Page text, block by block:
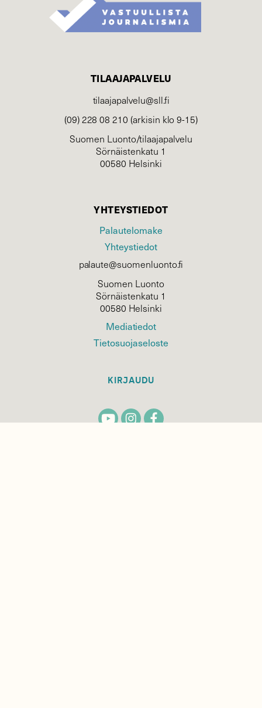
TILAAJAPALVELU
tilaajapalvelu@sll.fi
(09) 228 08 210 (arkisin klo 9-15)
Suomen Luonto/tilaajapalvelu
Sörnäistenkatu 1
00580 Helsinki
YHTEYSTIEDOT
Palautelomake
Yhteystiedot
palaute@suomenluonto.fi
Suomen Luonto
Sörnäistenkatu 1
00580 Helsinki
Mediatiedot
Tietosuojaseloste
KIRJAUDU